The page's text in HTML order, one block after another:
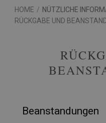
HOME / NÜTZLICHE
RÜCKGABE UND
Beanstandungen